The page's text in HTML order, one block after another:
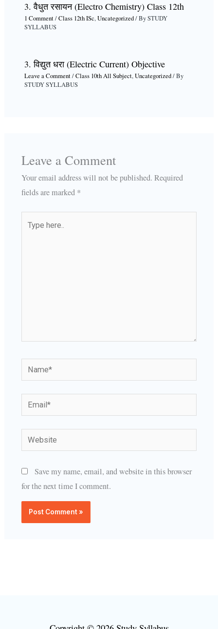
3. वैधुत रसायन (Electro Chemistry) Class 12th
1 Comment/Class 12th ISc,Uncategorized/ BySTUDY
SYLLABUS
3. विद्युत धरा (Electric Current) Objective
Leave a Comment/Class 10th All Subject,Uncategorized/ By
STUDY SYLLABUS
Leave a Comment
Your email address will not be published. Required
fields are marked *
here..
Name*
Email*
Website
Save my name, email, and website in this browser
for the next time I comment.